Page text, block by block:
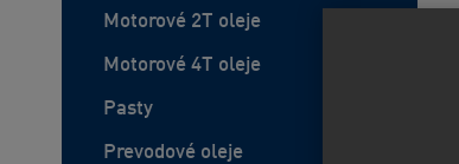
Motorové 2T oleje
Motorové 4T oleje
Pasty
Prevodové oleje